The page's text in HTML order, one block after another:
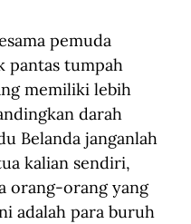
pemuda
pantas tumpah
memiliki lebih
darah
Belanda janganlah
kalian sendiri,
orang-orang yang
adalah para buruh